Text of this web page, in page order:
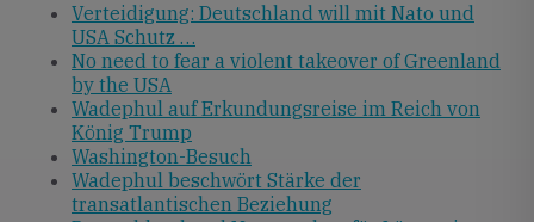
Verteidigung: Deutschland will mit Nato und
USA Schutz …
No need to fear a violent takeover of Greenland
by the USA
Wadephul auf Erkundungsreise im Reich von
König Trump
Washington-Besuch
Wadephul beschwört Stärke der
transatlantischen Beziehung